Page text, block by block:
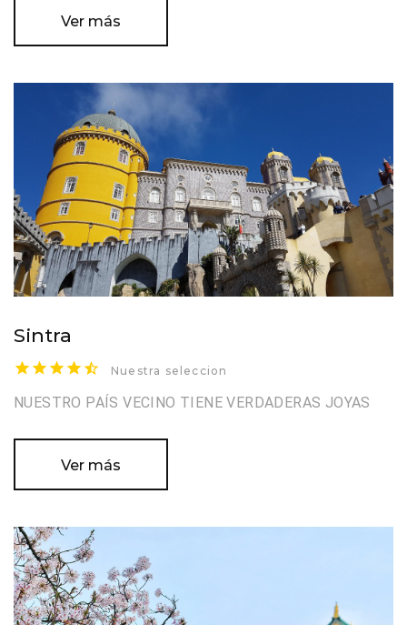
Ver más
Sintra
Nuestra seleccion
NUESTRO PAÍS VECINO TIENE VERDADERAS JOYAS
Ver más